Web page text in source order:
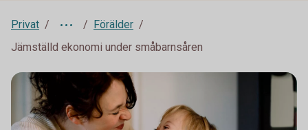
Privat
Förälder
Jämställd ekonomi under småbarnsåren